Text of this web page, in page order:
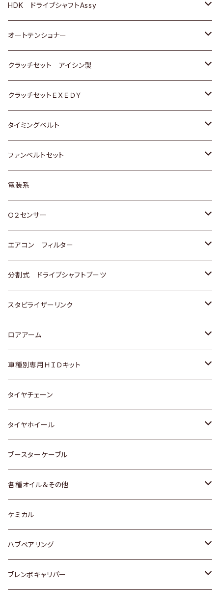
ＢＥＮＺ
スバル
三菱
スバル
マツダ
三菱
スバル
マツダ
三菱
スバル
日産
いすゞ
ダイハツ
マツダ
三菱
スバル
日野
ＢＭＷ
GOLF
ＷＡＧＥＮ
アストロ（シボレー）
クライスラー
ＢＭＷ
ＷＡＧＥＮ
ＶＯＬＶＯ
トヨタ
ホンダ
スズキ
日産
ダイハツ
マツダ
三菱
スバル
HDK ドライブシャフトAssy
スズキ
ダイハツ
日産
ホンダ
マツダ
オートテンショナー
トヨタ
クラッチセット アイシン製
ホンダ
スズキ
ダイハツ
マツダ
三菱
スバル
クラッチセットＥＸＥＤＹ
ホンダ
スズキ
日産
ダイハツ
マツダ
三菱
スバル
タイミングベルト
トヨタ
スズキ
ダイハツ
三菱
スバル
ファンベルトセット
トヨタ
ホンダ
スズキ
日産
いすゞ
ダイハツ
マツダ
三菱
スバル
レクサス
電装系
Ｏ２センサー
トヨタ
ホンダ
スズキ
日産
ダイハツ
マツダ
三菱
スバル
エアコン フィルター
トヨタ
ホンダ
スズキ
日産
いすゞ
ダイハツ
マツダ
三菱
スバル
分割式 ドライブシャフトブーツ
トヨタ
ホンダ
スズキ
日産
ダイハツ
スバル
スタビライザーリンク
トヨタ
ホンダ
スズキ
日産
ダイハツ
マツダ
ロアアーム
ホンダ
スズキ
日産
ダイハツ
マツダ
スバル
車種別専用ＨＩＤキット
トヨタ
マツダ
タイヤチェーン
タイヤホイール
トヨタ
ホンダ
スズキ
日産
ダイハツ
ブースターケーブル
各種オイル＆その他
ディーデル洗浄添加剤
ケミカル
ハブベアリング
トヨタ
ブレンボキャリパー